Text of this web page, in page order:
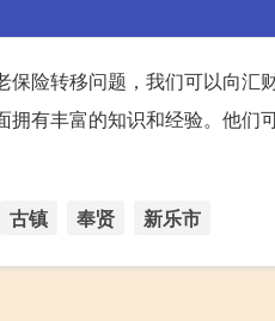
险转移问题，我们可以向汇
有丰富的知识和经验。他们
古镇 奉贤 新乐市